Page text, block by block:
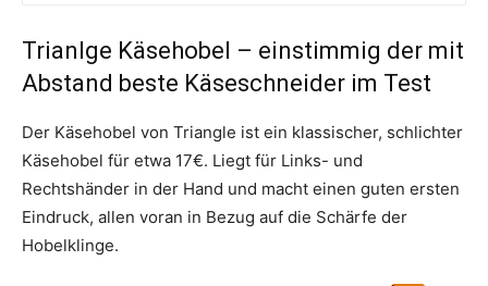
Trianlge Käsehobel – einstimmig der mit
Abstand beste Käseschneider im Test
Der Käsehobel von Triangle ist ein klassischer, schlichter
Käsehobel für etwa 17€. Liegt für Links- und
Rechtshänder in der Hand und macht einen guten ersten
Eindruck, allen voran in Bezug auf die Schärfe der
Hobelklinge.